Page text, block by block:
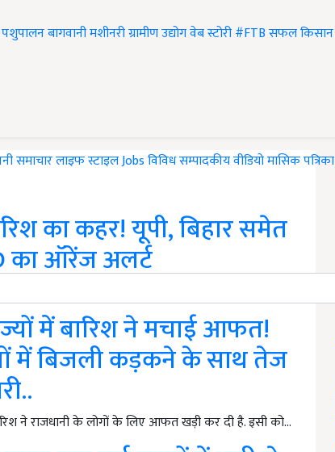
पशुपालनबागवानीमशीनरीग्रामीण उद्योगवेब स्टोरी#FTBसफल किसान
समाचारलाइफ स्टाइलJobsविविधसम्पादकीयवीडियोमासिक पत्रिका
का कहर! यूपी, बिहार समेत
का ऑरेंज अलर्ट
में बारिश ने मचाई आफत!
में बिजली कड़कने के साथ तेज
ने राजधानी के लोगों के लिए आफत खड़ी कर दी है. इसी को…